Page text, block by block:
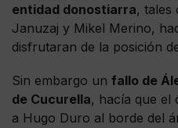
entidad donostiarra, tales
Januzaj y Mikel Merino,
disfrutaran de la posición
Sin embargo un fallo de
de Cucurella, hacía que el
a Hugo Duro al borde del